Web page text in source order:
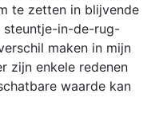
te zetten in blijvende
steuntje-in-de-rug-
maken in mijn
zijn enkele redenen
waarde kan